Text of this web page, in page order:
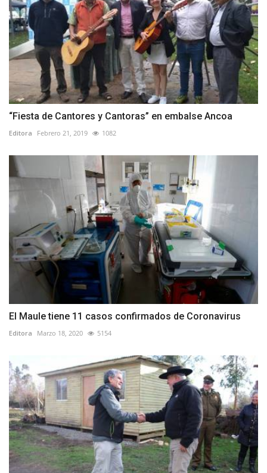
“Fiesta de Cantores y Cantoras” en embalse Ancoa
Editora Febrero 21, 2019 1082
El Maule tiene 11 casos confirmados de Coronavirus
Editora Marzo 18, 2020 5154